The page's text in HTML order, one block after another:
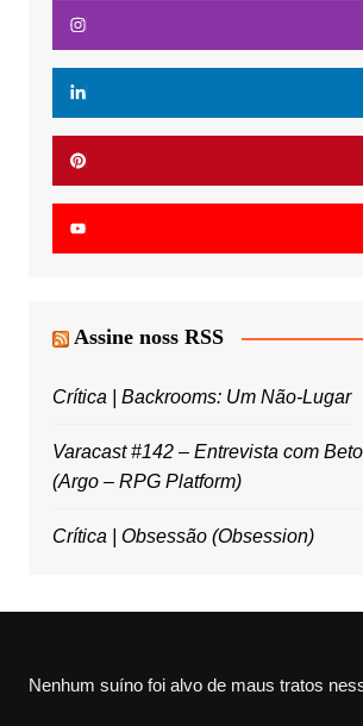
Assine noss RSS
Crítica | Backrooms: Um Não-Lugar
Varacast #142 – Entrevista com
(Argo – RPG Platform)
Crítica | Obsessão (Obsession)
Nenhum suíno foi alvo de maus tratos